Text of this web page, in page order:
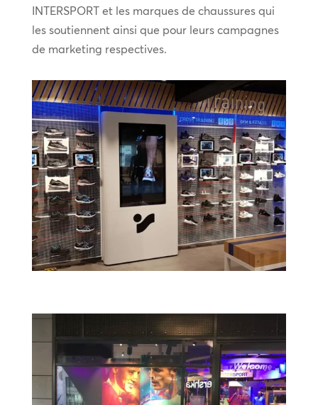
INTERSPORT et les marques de chaussures qui
les soutiennent ainsi que pour leurs campagnes
de marketing respectives.